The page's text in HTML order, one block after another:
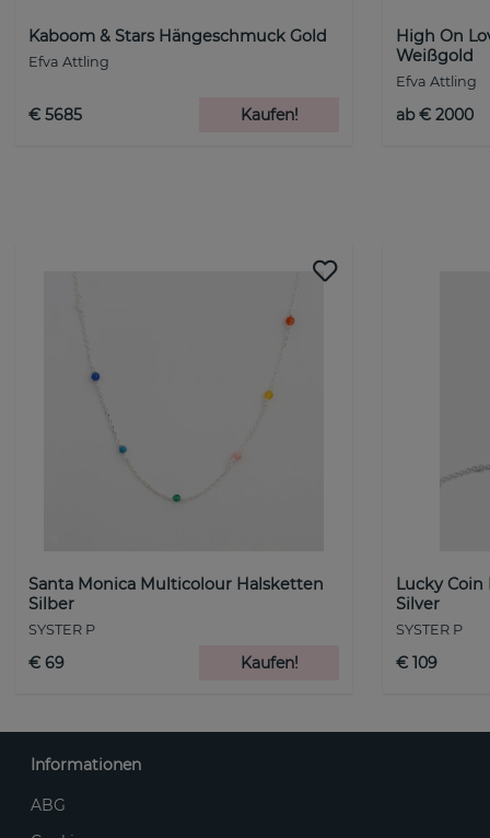
Kaboom & Stars Hängeschmuck Gold
Efva Attling
€ 5685 Kaufen!
High On
Weißgold
Efva Attling
ab € 2000
Santa Monica Multicolour Halsketten
Silber
SYSTER P
€ 69 Kaufen!
Lucky
Silver
SYSTER P
€ 109
Informationen
ABG